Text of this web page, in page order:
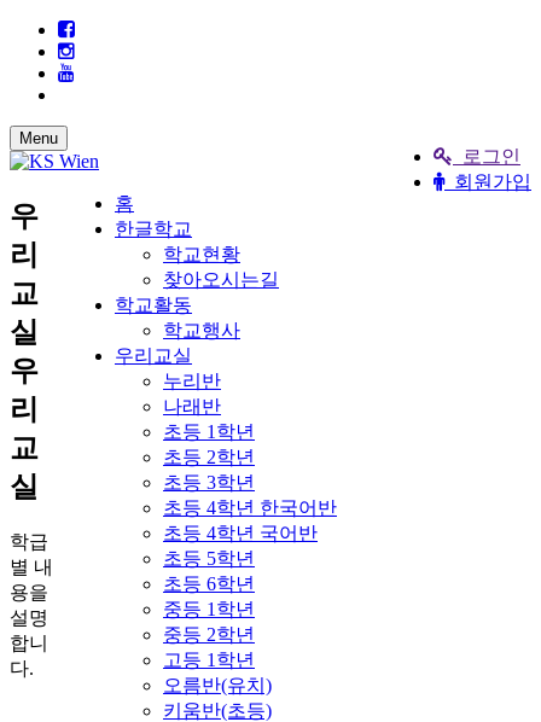
로그인
회원가입
Menu
홈
한글학교
학교현황
찾아오시는길
학교활동
학교행사
우리교실
누리반
나래반
초등 1학년
초등 2학년
초등 3학년
초등 4학년 한국어반
초등 4학년 국어반
초등 5학년
초등 6학년
중등 1학년
중등 2학년
고등 1학년
오름반(유치)
키움반(초등)
우
리
교
실
우
리
교
실
학급
별 내
용을
설명
합니
다.